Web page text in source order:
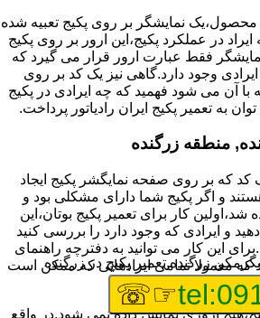
محصول،یک نمایشگر بر روی پکیج تعبیه شده
در عملکرد پکیج،این ارور بر روی پکیج
فقط عبارت ارور قرار می گیرد که
وجود دارد.گاهی نیز یک کد بر روی
با آن می شود فهمید که چه ایرادی در پکیج
به تعمیر پکیج ایران رادیاتور پرداخت.
منطقه زرگنده
یک کد که بر روی صفحه نمایگشر پکیج ایجاد
و اگر پکیج شما دارای مشکلی بود و
کار برای تعمیر پکیج بوتان،این
و ایرادی که وجود دارد را بررسی کنید
این کار می توانید به دفترچه راهنمای
معمولا تمامی ایرادهایی که ممکن است
قرار گرفته است.
اروری نمایش داده نمی شود.در واقع
زرگنده,تعمیر پکیج در زرگنده
☞☏